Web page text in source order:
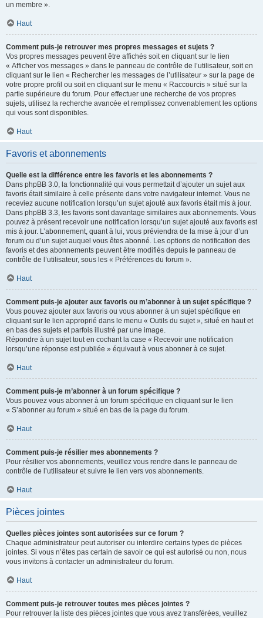
un membre ».
Haut
Comment puis-je retrouver mes propres messages et sujets ?
Vos propres messages peuvent être affichés soit en cliquant sur le lien
« Afficher vos messages » dans le panneau de contrôle de l’utilisateur, soit en
cliquant sur le lien « Rechercher les messages de l’utilisateur » sur la page de
votre propre profil ou soit en cliquant sur le menu « Raccourcis » situé sur la
partie supérieure du forum. Pour effectuer une recherche de vos propres
sujets, utilisez la recherche avancée et remplissez convenablement les options
qui vous sont disponibles.
Haut
Favoris et abonnements
Quelle est la différence entre les favoris et les abonnements ?
Dans phpBB 3.0, la fonctionnalité qui vous permettait d’ajouter un sujet aux
favoris était similaire à celle présente dans votre navigateur internet. Vous ne
receviez aucune notification lorsqu’un sujet ajouté aux favoris était mis à jour.
Dans phpBB 3.3, les favoris sont davantage similaires aux abonnements. Vous
pouvez à présent recevoir une notification lorsqu’un sujet ajouté aux favoris est
mis à jour. L’abonnement, quant à lui, vous préviendra de la mise à jour d’un
forum ou d’un sujet auquel vous êtes abonné. Les options de notification des
favoris et des abonnements peuvent être modifiés depuis le panneau de
contrôle de l’utilisateur, sous les « Préférences du forum ».
Haut
Comment puis-je ajouter aux favoris ou m’abonner à un sujet spécifique ?
Vous pouvez ajouter aux favoris ou vous abonner à un sujet spécifique en
cliquant sur le lien approprié dans le menu « Outils du sujet », situé en haut et
en bas des sujets et parfois illustré par une image.
Répondre à un sujet tout en cochant la case « Recevoir une notification
lorsqu’une réponse est publiée » équivaut à vous abonner à ce sujet.
Haut
Comment puis-je m’abonner à un forum spécifique ?
Vous pouvez vous abonner à un forum spécifique en cliquant sur le lien
« S’abonner au forum » situé en bas de la page du forum.
Haut
Comment puis-je résilier mes abonnements ?
Pour résilier vos abonnements, veuillez vous rendre dans le panneau de
contrôle de l’utilisateur et suivre le lien vers vos abonnements.
Haut
Pièces jointes
Quelles pièces jointes sont autorisées sur ce forum ?
Chaque administrateur peut autoriser ou interdire certains types de pièces
jointes. Si vous n’êtes pas certain de savoir ce qui est autorisé ou non, nous
vous invitons à contacter un administrateur du forum.
Haut
Comment puis-je retrouver toutes mes pièces jointes ?
Pour retrouver la liste des pièces jointes que vous avez transférées, veuillez